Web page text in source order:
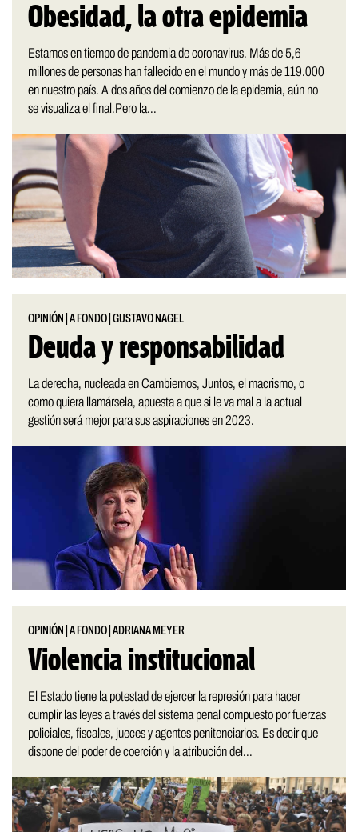
Obesidad, la otra epidemia
Estamos en tiempo de pandemia de coronavirus. Más de 5,6
millones de personas han fallecido en el mundo y más de 119.000
en nuestro país. A dos años del comienzo de la epidemia, aún no
se visualiza el final.Pero la...
OPINIÓN |A FONDO |GUSTAVO NAGEL
Deuda y responsabilidad
La derecha, nucleada en Cambiemos, Juntos, el macrismo, o
como quiera llamársela, apuesta a que si le va mal a la actual
gestión será mejor para sus aspiraciones en 2023.
OPINIÓN |A FONDO |ADRIANA MEYER
Violencia institucional
El Estado tiene la potestad de ejercer la represión para hacer
cumplir las leyes a través del sistema penal compuesto por fuerzas
policiales, fiscales, jueces y agentes penitenciarios. Es decir que
dispone del poder de coerción y la atribución del...